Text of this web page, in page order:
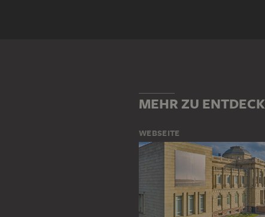
MEHR ZU
WEBSEITE